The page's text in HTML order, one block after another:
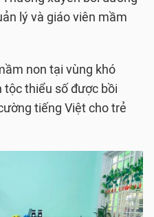
lý và giáo viên mầm
non tại vùng khó
tộc thiểu số được bồi
tiếng Việt cho trẻ